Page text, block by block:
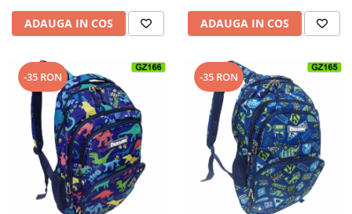
ADAUGA IN COS ADAUGA IN COS
-35 RON -35 RON